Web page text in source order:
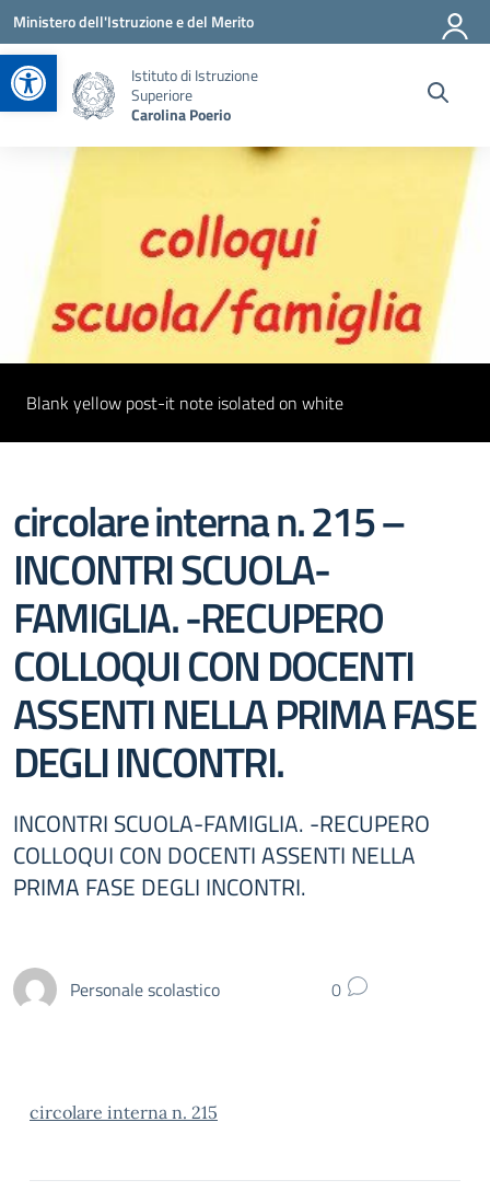
Apri la barra degli strumenti
Vai ai contenuti
Vai al menu di navigazione
Vai al footer
Ministero dell'Istruzione e del Merito
Istituto di Istruzione
Superiore
Carolina Poerio
Blank yellow post-it note isolated on white
circolare interna n. 215 –
INCONTRI SCUOLA-
FAMIGLIA. -RECUPERO
COLLOQUI CON DOCENTI
ASSENTI NELLA PRIMA FASE
DEGLI INCONTRI.
INCONTRI SCUOLA-FAMIGLIA. -RECUPERO
COLLOQUI CON DOCENTI ASSENTI NELLA
PRIMA FASE DEGLI INCONTRI.
Personale scolastico 0
circolare interna n. 215